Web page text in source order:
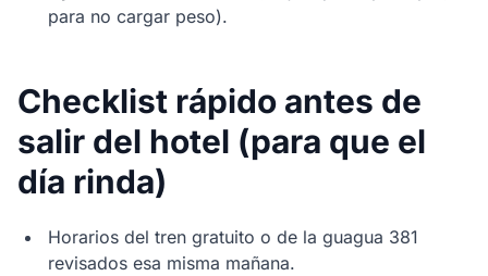
para no cargar peso).
Checklist rápido antes de
salir del hotel (para que el
día rinda)
Horarios del tren gratuito o de la guagua 381
revisados esa misma mañana.